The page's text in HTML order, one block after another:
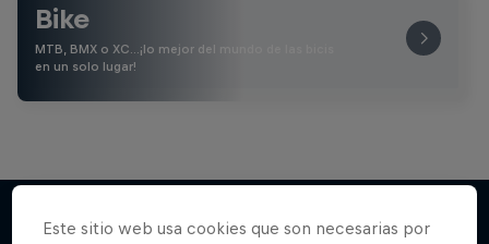
Bike
MTB, BMX o XC…¡lo mejor del mundo de las bicis
en un solo lugar!
Este sitio web usa cookies que son necesarias por